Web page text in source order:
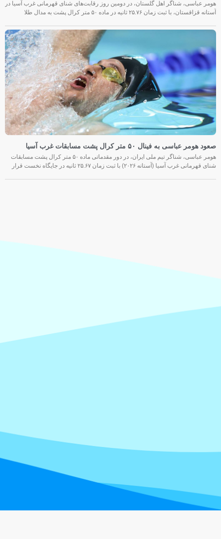
هومر عباسی، شناگر اهل گلستان، در دومین روز رقابت‌های شنای قهرمانی غرب آسیا در
آستانه قزاقستان، با ثبت زمان ۲۵.۷۶ ثانیه در ماده ۵۰ متر کرال پشت به مدال طلا
صعود هومر عباسی به فینال ۵۰ متر کرال پشت مسابقات غرب آسیا
هومر عباسی، شناگر تیم ملی ایران، در دور مقدماتی ماده ۵۰ متر کرال پشت مسابقات
شنای قهرمانی غرب آسیا (آستانه ۲۰۲۶) با ثبت زمان ۲۵.۶۷ ثانیه در جایگاه نخست قرار